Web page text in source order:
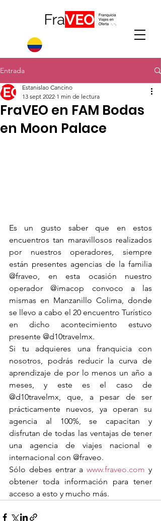
Entrada
FraVEO en FAM Bodas
en Moon Palace
Estanislao Cancino
13 sept 2022 1 min de lectura
Es un gusto saber que en estos
encuentros tan maravillosos realizados
por nuestros operadores, siempre
están presentes agencias de la familia
@fraveo, en esta ocasión nuestro
operador @imacop convoco a las
mismas en Manzanillo Colima, donde
se llevo a cabo el 20 encuentro Turístico
en dicho acontecimiento estuvo
presente @d10travelmx.
Si tu adquieres una franquicia con
nosotros, podrás reducir la curva de
aprendizaje de por lo menos un año a
meses, y este es el caso de
@d10travelmx, que, a pesar de ser
prácticamente nuevos, ya operan su
agencia al 100%, se capacitan y
disfrutan de todas las ventajas de tener
una agencia de viajes nacional e
internacional con @fraveo.
Sólo debes entrar a www.fraveo.com y
obtener toda información para tener
acceso a esto y mucho más.